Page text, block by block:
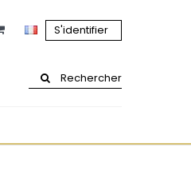
S'identifier
Rechercher